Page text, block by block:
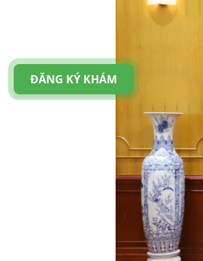
ĐĂNG KÝ KHÁM